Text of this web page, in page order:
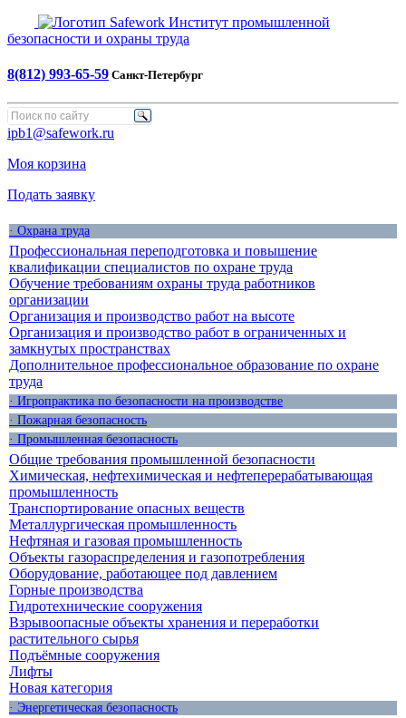
Safework Институт промышленной
безопасности и охраны труда
8(812) 993-65-59 Санкт-Петербург
ipb1@safework.ru
Моя корзина
Подать заявку
· Охрана труда
Профессиональная переподготовка и повышение
квалификации специалистов по охране труда
Обучение требованиям охраны труда работников
организации
Организация и производство работ на высоте
Организация и производство работ в ограниченных и
замкнутых пространствах
Дополнительное профессиональное образование по охране
труда
· Игропрактика по безопасности на производстве
· Пожарная безопасность
· Промышленная безопасность
Общие требования промышленной безопасности
Химическая, нефтехимическая и нефтеперерабатывающая
промышленность
Транспортирование опасных веществ
Металлургическая промышленность
Нефтяная и газовая промышленность
Объекты газораспределения и газопотребления
Оборудование, работающее под давлением
Горные производства
Гидротехнические сооружения
Взрывоопасные объекты хранения и переработки
растительного сырья
Подъёмные сооружения
Лифты
Новая категория
· Энергетическая безопасность